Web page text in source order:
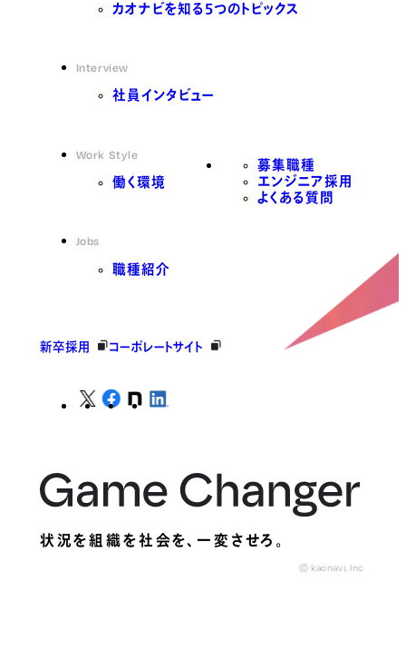
カオナビを知る5つのトピックス
Interview
社員インタビュー
Work Style
働く環境
Jobs
職種紹介
募集職種
エンジニア採用
よくある質問
新卒採用 コーポレートサイト
状況を組織を社会を、一変させろ。
© kaonavi, Inc